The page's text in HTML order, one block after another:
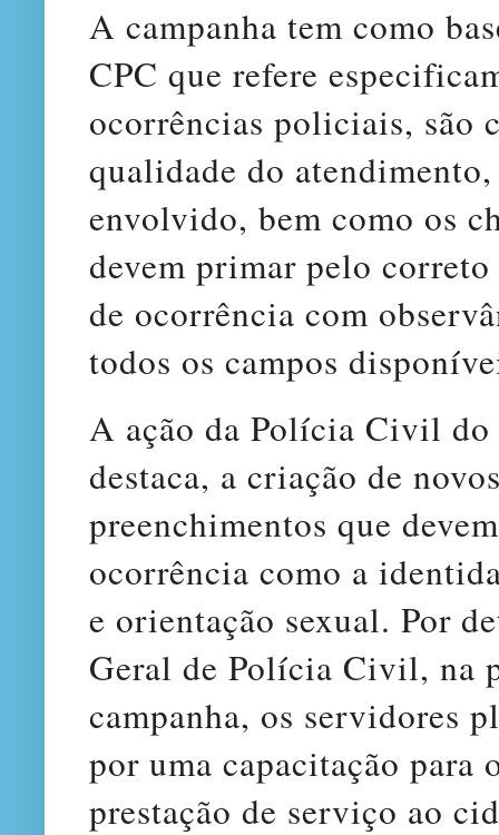
A campanha tem como
CPC que refere
ocorrências policiais, são
qualidade do
envolvido, bem como os
devem primar pelo
de ocorrência com
todos os campos
A ação da Polícia Civil do
destaca, a criação de
preenchimentos que
ocorrência como a
e orientação sexual. Por
Geral de Polícia Civil, na
campanha, os servidores
por uma capacitação
prestação de serviço ao